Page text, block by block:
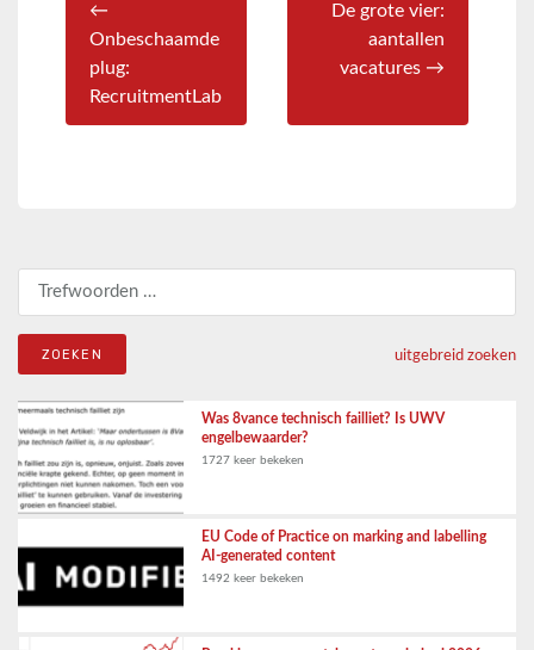
←
Onbeschaamde
plug:
RecruitmentLab
De grote vier:
aantallen
vacatures →
Zoeken naar:
uitgebreid zoeken
Was 8vance technisch failliet? Is UWV
engelbewaarder?
1727 keer bekeken
EU Code of Practice on marking and labelling
AI-generated content
1492 keer bekeken